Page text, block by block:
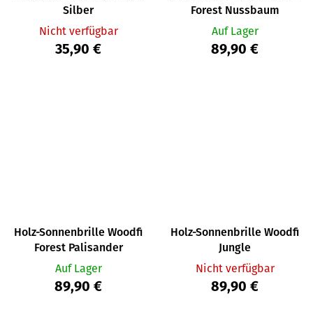
Silber
Nicht verfügbar
35,90 €
Forest Nussbaum
Auf Lager
89,90 €
Holz-Sonnenbrille Woodfi
Forest Palisander
Auf Lager
89,90 €
Holz-Sonnenbrille Woodfi
Jungle
Nicht verfügbar
89,90 €